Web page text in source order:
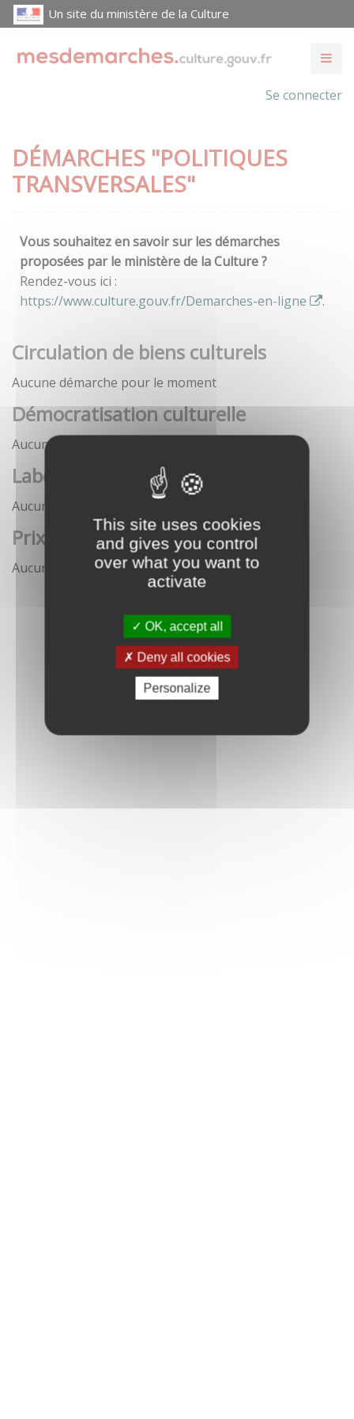
This site uses cookies
and gives you control
over what you want to
activate
OK, accept all
Deny all cookies
Personalize
Un site du ministère de la Culture
Se connecter
DÉMARCHES "POLITIQUES
TRANSVERSALES"
Vous souhaitez en savoir sur les démarches
proposées par le ministère de la Culture ?
Rendez-vous ici :
https://www.culture.gouv.fr/Demarches-en-ligne
.
Circulation de biens culturels
Aucune démarche pour le moment
Démocratisation culturelle
Aucune démarche pour le moment
Labels
Aucune démarche pour le moment
Prix
Aucune démarche pour le moment